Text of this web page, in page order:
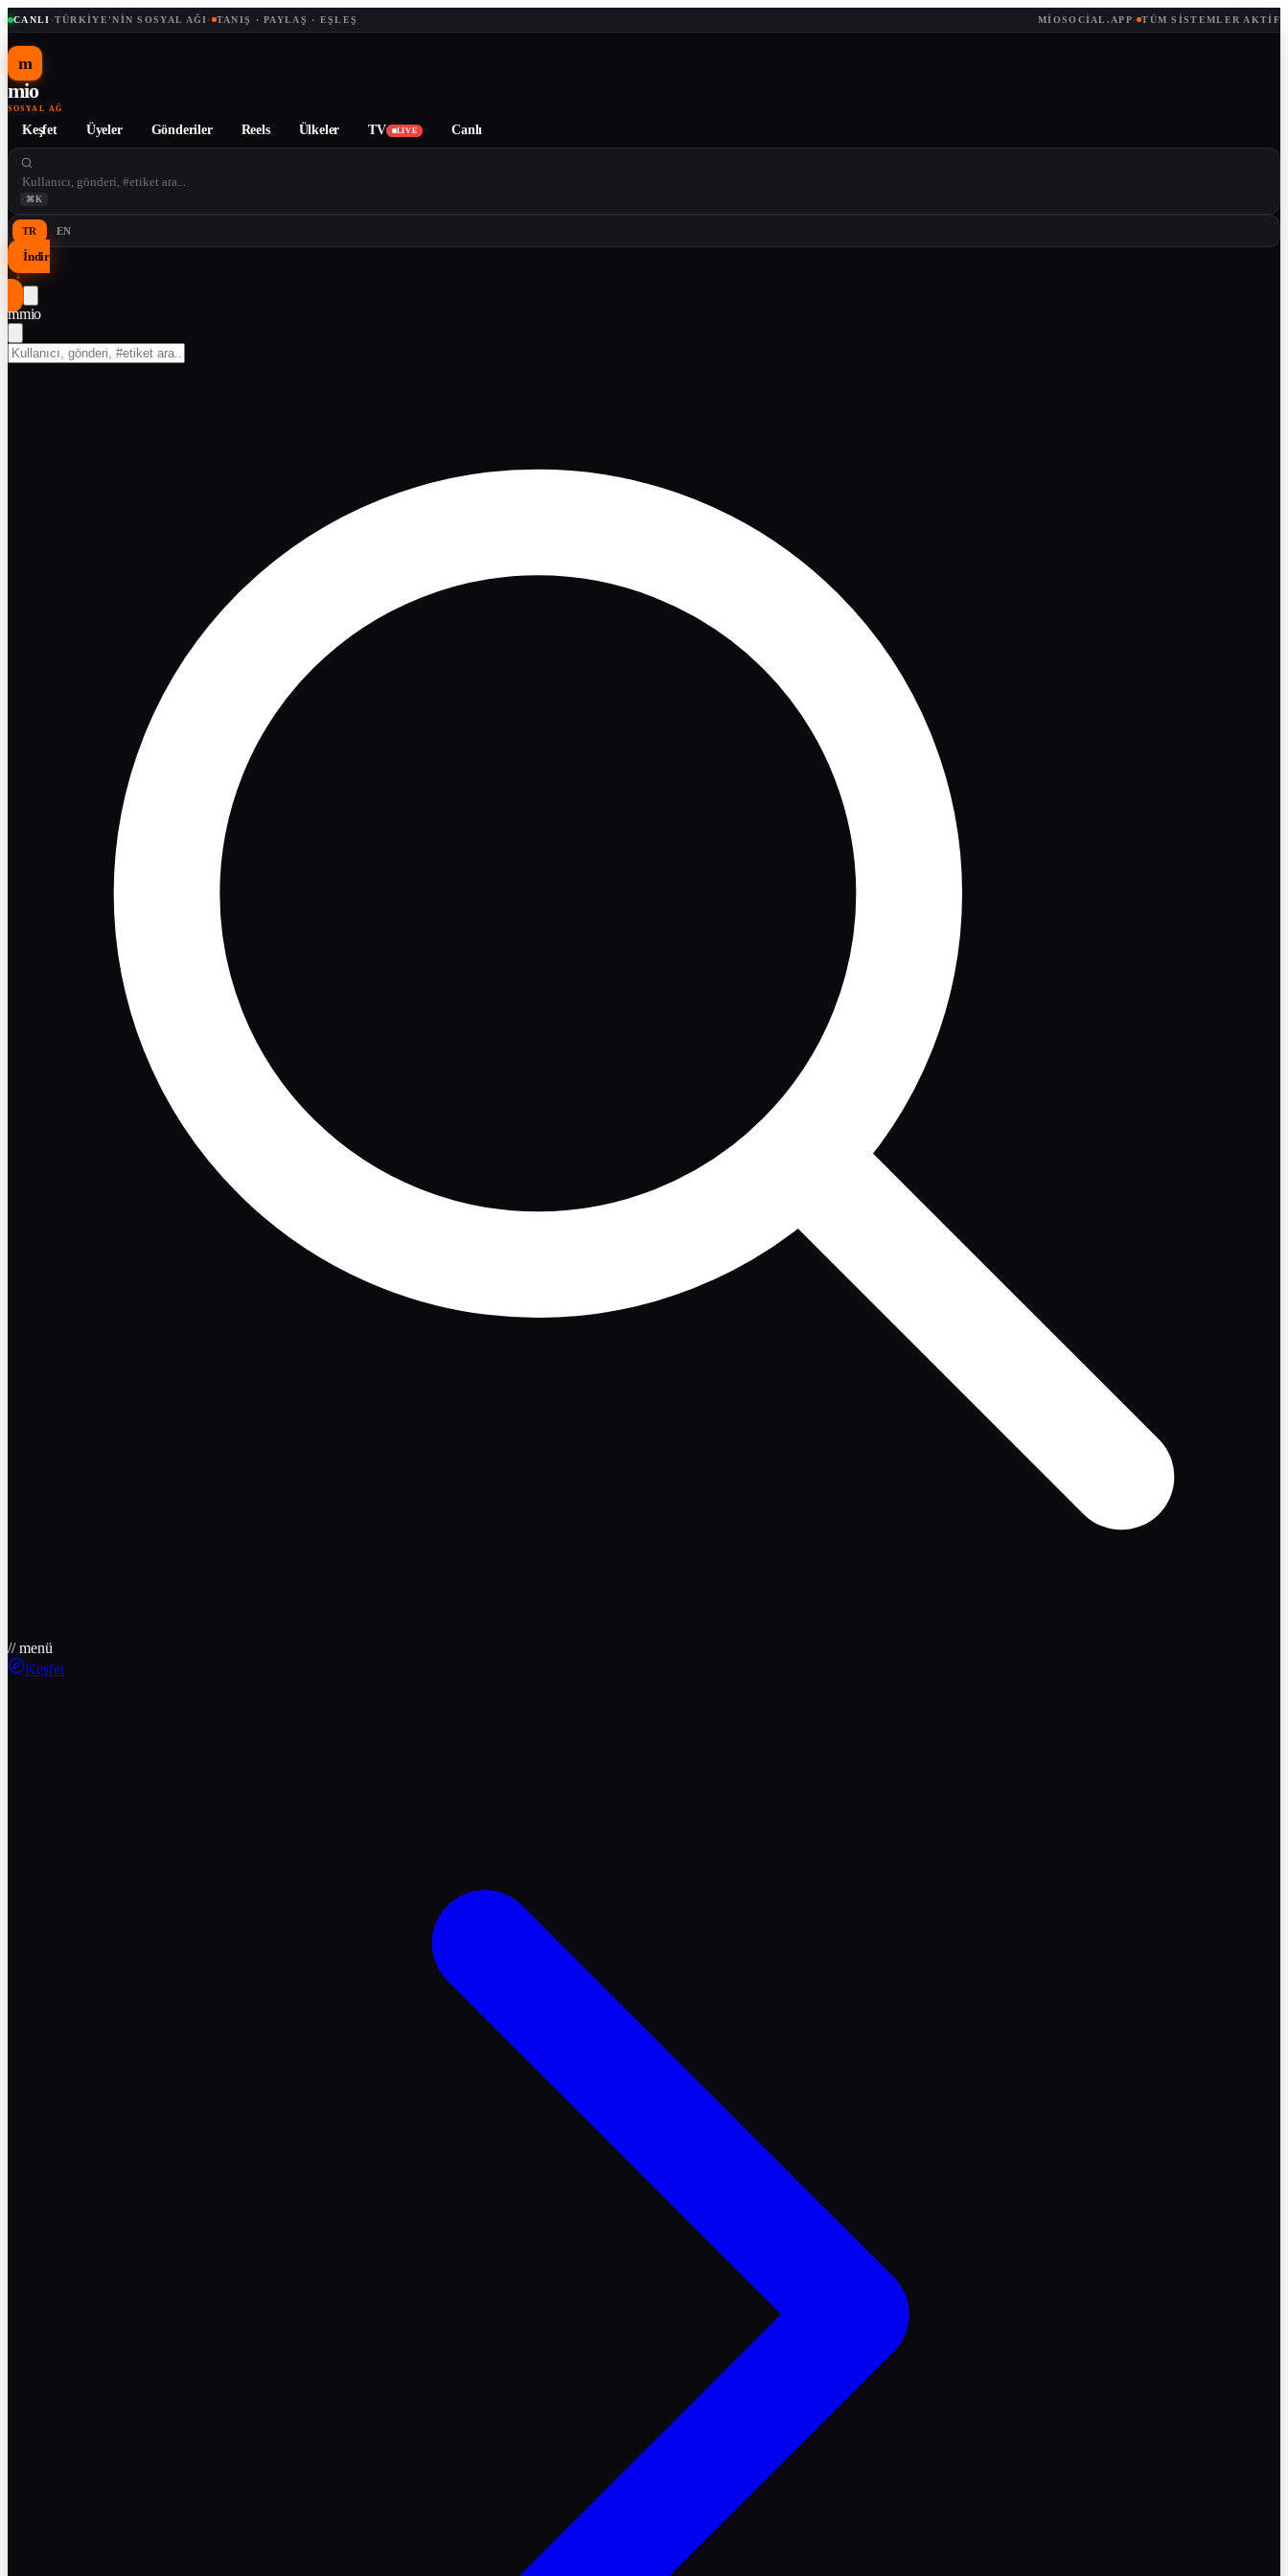
CANLI ·TÜRKIYE'NIN SOSYAL AĞI· TANIŞ · PAYLAŞ · EŞLEŞ MIOSOCIAL.APP· TÜM SISTEMLER AKTIF
m
mio
SOSYAL AĞ
Keşfet Üyeler Gönderiler Reels Ülkeler TV LIVE Canlı
⌘K
TR EN
İndir
↓
mmio
// menü
Keşfet